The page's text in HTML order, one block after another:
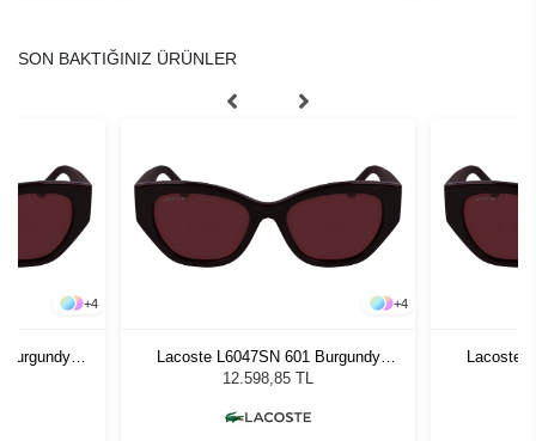
SON BAKTIĞINIZ ÜRÜNLER
+4 +4
Lacoste L6047SN 601 Burgundy
Kadın Güneş Gözlüğü
12.598,85 TL
Lacoste